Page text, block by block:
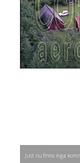
Just nu finns inga